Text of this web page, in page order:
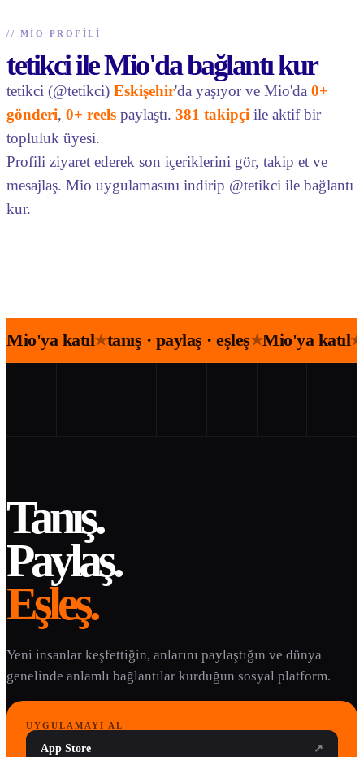
// MIO PROFILI
tetikci ile Mio'da bağlantı kur
tetikci (@tetikci) Eskişehir'da yaşıyor ve Mio'da 0+
gönderi, 0+ reels paylaştı. 381 takipçi ile aktif bir
topluluk üyesi.
Profili ziyaret ederek son içeriklerini gör, takip et ve
mesajlaş. Mio uygulamasını indirip @tetikci ile bağlantı
kur.
Mio'ya katıl★tanış · paylaş · eşleş★Mio'ya katıl★
Tanış.
Paylaş.
Eşleş.
Yeni insanlar keşfettiğin, anlarını paylaştığın ve dünya
genelinde anlamlı bağlantılar kurduğun sosyal platform.
UYGULAMAYI AL
App Store ↗